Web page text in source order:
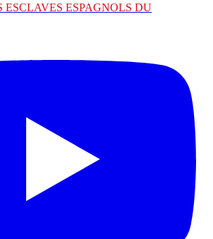
ESCLAVES ESPAGNOLS DU